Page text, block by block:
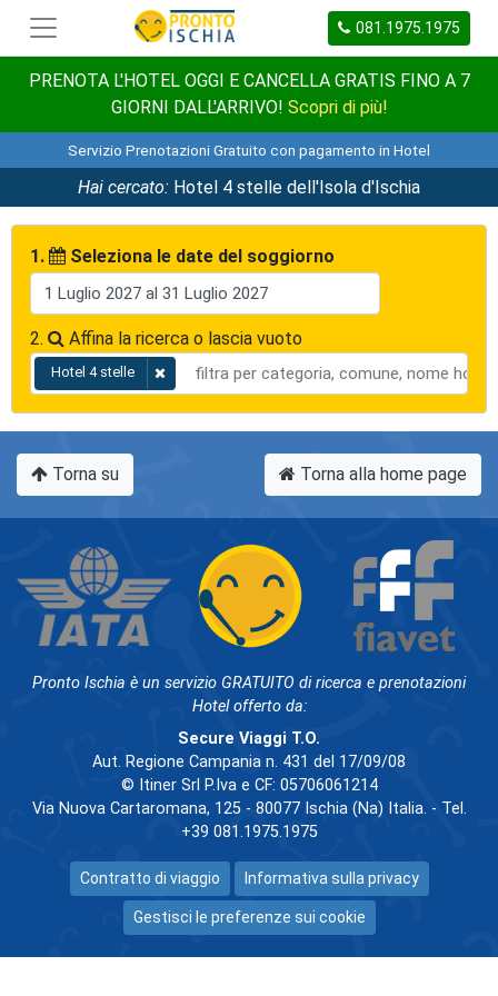
081.1975.1975
PRENOTA L'HOTEL OGGI E CANCELLA GRATIS FINO A 7
GIORNI DALL'ARRIVO! Scopri di più!
Servizio Prenotazioni Gratuito con pagamento in Hotel
Hai cercato: Hotel 4 stelle dell'Isola d'Ischia
1. Seleziona le date del soggiorno
2. Affina la ricerca o lascia vuoto
Hotel 4 stelle
Torna su Torna alla home page
Pronto Ischia è un servizio GRATUITO di ricerca e prenotazioni
Hotel offerto da:
Secure Viaggi T.O.
Aut. Regione Campania n. 431 del 17/09/08
© Itiner Srl P.Iva e CF: 05706061214
Via Nuova Cartaromana, 125 - 80077 Ischia (Na) Italia. - Tel.
+39 081.1975.1975
Contratto di viaggio Informativa sulla privacy
Gestisci le preferenze sui cookie